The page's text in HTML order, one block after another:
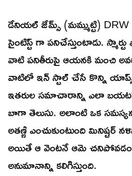
డేనియల్ జేమ్స్ (మమ్ముట్టి) DRW
సైంటిస్ట్ గా పనిచేస్తుంటాడు.
వాటి పనితీరుపై ఆయనకి మంచి
వాటిలో ఇన్ స్టాల్ చేసే కొన్ని
ఇతరుల సమాచారాన్ని ఎలా
బాగా తెలుసు. అలాంటి ఒక
అతణ్ణి ఎంచుకుంటుంది మినిష్టర్
అయితే ఆ వెంటనే ఆమె
అనుమానాన్ని కలిగిస్తుంది.